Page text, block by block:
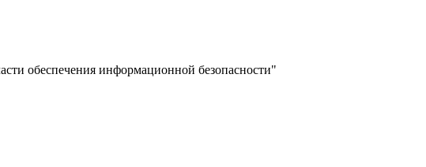
обеспечения информационной безопасности"